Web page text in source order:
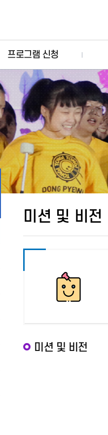
프로그램 신청
미션 및 비전
미션 및 비전